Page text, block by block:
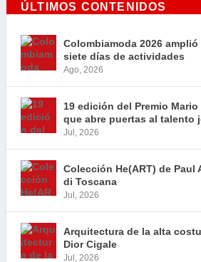
ÚLTIMOS CONTENIDOS
Colombiamoda 2026
siete días de actividades
Ago, 2026
19 edición del Premio
que abre puertas al talento
Jul, 2026
Colección He(ART) de Paul
di Toscana
Jul, 2026
Arquitectura de la alta
Dior Cigale
Jul, 2026